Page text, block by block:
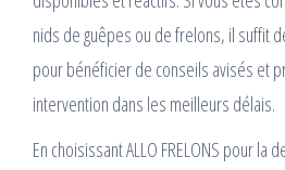
nids de guêpes ou de frelons, il suffit
pour bénéficier de conseils avisés et
intervention dans les meilleurs délais.
En choisissant ALLO FRELONS pour la